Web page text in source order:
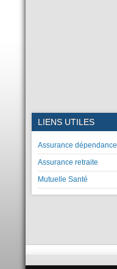
LIENS UTILES
Assurance dépendance
Assurance retraite
Mutuelle Santé